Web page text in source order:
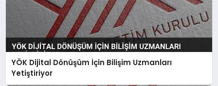
YÖK Dijital Dönüşüm İçin Bilişim Uzmanları
Yetiştiriyor